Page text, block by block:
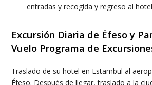
entradas y recogida y regreso al
Excursión Diaria de Éfeso y
Vuelo Programa de
Traslado de su hotel en Estambul al
Éfeso. Después de llegar, traslado a la